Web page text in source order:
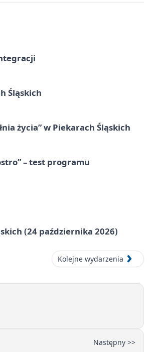
Śląskich
życia” w Piekarach Śląskich
– test programu
(24 października 2026)
Kolejne wydarzenia
Następny >>